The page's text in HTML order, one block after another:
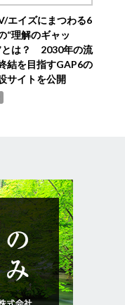
エイズにまつわる6
“理解のギャッ
とは？ 2030年の流
結を目指すGAP6の
サイトを公開